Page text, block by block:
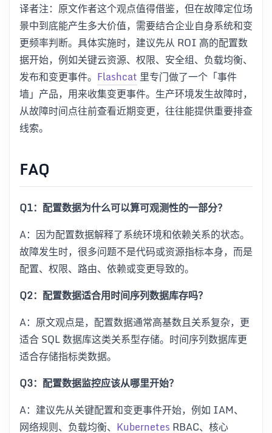
译者注：原文作者这个观点值得借鉴，但在故障定位场
景中到底能产生多大价值，需要结合企业自身系统和变
更频率判断。具体实施时，建议先从 ROI 高的配置数
据开始，例如关键云资源、权限、安全组、负载均衡、
发布和变更事件。 Flashcat里专门做了一个「事件
墙」产品，用来收集变更事件。生产环境发生故障时，
从故障时间点往前查看近期变更，往往能提供重要排查
线索。
FAQ
Q1：配置数据为什么可以算可观测性的一部分？
A：因为配置数据解释了系统环境和依赖关系的状态。
故障发生时，很多问题不是代码或资源指标本身，而是
配置、权限、路由、依赖或变更导致的。
Q2：配置数据适合用时间序列数据库存吗？
A：原文观点是，配置数据通常高基数且关系复杂，更
适合 SQL 数据库这类关系型存储。时间序列数据库更
适合存储指标类数据。
Q3：配置数据监控应该从哪里开始？
A：建议先从关键配置和变更事件开始，例如 IAM、
网络规则、负载均衡、 Kubernetes RBAC、核心